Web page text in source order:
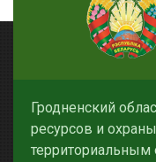
Гродненский
ресурсов и
территориальным